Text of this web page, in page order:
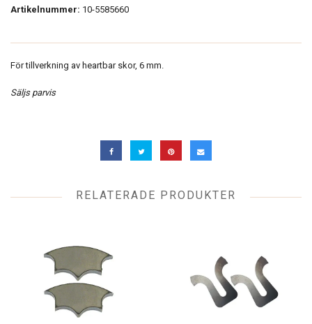
Artikelnummer: 10-5585660
För tillverkning av heartbar skor, 6 mm.
Säljs parvis
RELATERADE PRODUKTER